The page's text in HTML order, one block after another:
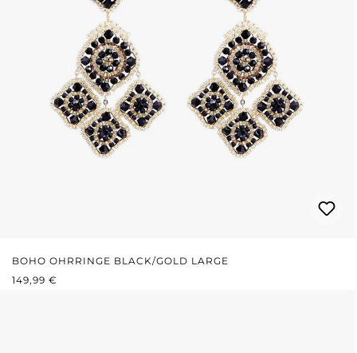
BOHO OHRRINGE BLACK/GOLD LARGE
REGULÄRER PREIS:
149,99 €